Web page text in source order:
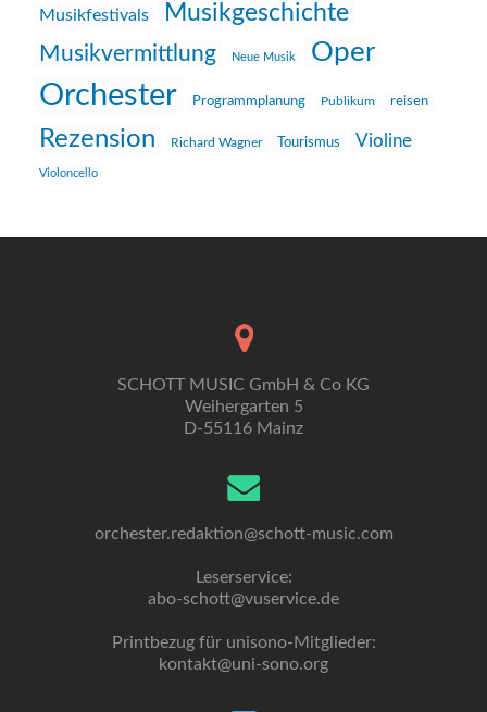
Musikfestivals Musikgeschichte
Musikvermittlung Neue Musik Oper
Orchester Programmplanung Publikum reisen
Rezension Richard Wagner Tourismus Violine
Violoncello
SCHOTT MUSIC GmbH & Co KG
Weihergarten 5
D-55116 Mainz
orchester.redaktion@schott-music.com
Leserservice:
abo-schott@vuservice.de
Printbezug für unisono-Mitglieder:
kontakt@uni-sono.org